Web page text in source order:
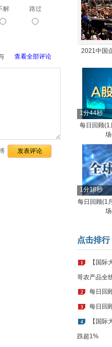
解 路过
查看全部评论
2021中国
1分44秒
每日回顾(1
1分18秒
每日回顾(1
点击排行
1 【国
哥农产品全
2 每日回
3 每日回
4 【国
跌超1%